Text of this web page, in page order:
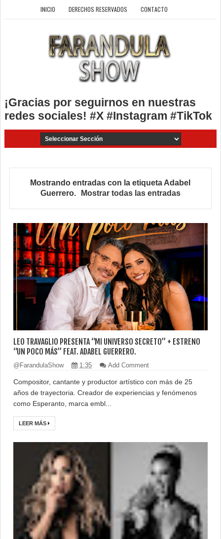
INICIO DERECHOS RESERVADOS CONTACTO
¡Gracias por seguirnos en nuestras
redes sociales! #X #Instagram #TikTok
Mostrando entradas con la etiqueta Adabel
Guerrero. Mostrar todas las entradas
LEO TRAVAGLIO PRESENTA “MI UNIVERSO SECRETO” + ESTRENO
“UN POCO MÁS” FEAT. ADABEL GUERRERO.
@FarandulaShow 1:35 Add Comment
Compositor, cantante y productor artístico con más de 25
años de trayectoria. Creador de experiencias y fenómenos
como Esperanto, marca embl...
LEER MÁS